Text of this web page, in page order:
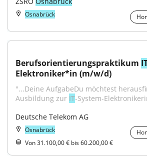
Osnabrück
Berufsorientierungspraktikum
Elektroniker*in (m/w/d)
"...Deine AufgabeDu möchtest
Ausbildung zur IT-System-
Deutsche Telekom AG
Osnabrück
Von 31.100,00 € bis 60.200,00 €